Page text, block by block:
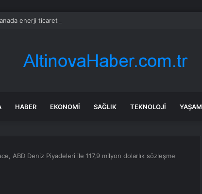
enerji ticareti değeri 2025’te artan gaz fiyatlarıyla yükseldi
HABER EKONOMI SAĞLIK TEKNOLOJI YAŞAM
ABD Deniz Piyadeleri ile 117,9 milyon dolarlık sözleşme